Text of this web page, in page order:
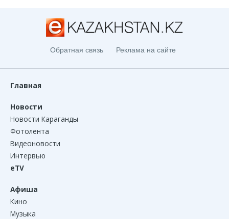
Обратная связь Реклама на сайте
Главная
Новости
Новости Караганды
Фотолента
Видеоновости
Интервью
eTV
Афиша
Кино
Музыка